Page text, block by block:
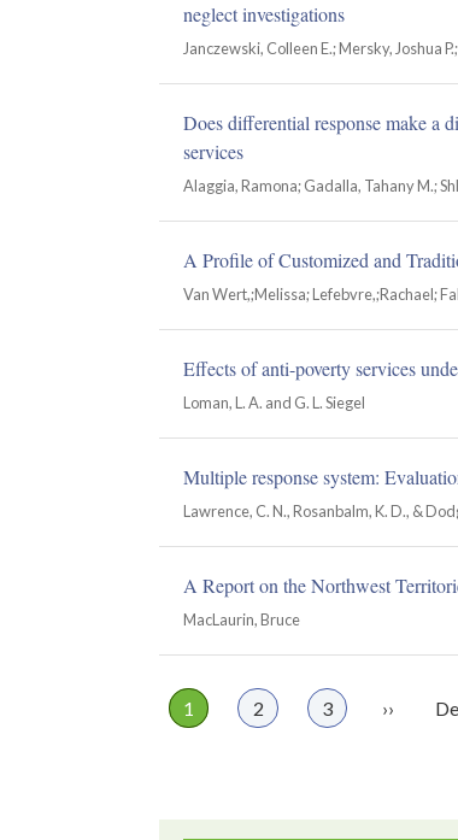
neglect investigations
Janczewski, Colleen E.; Mersky, Joshua P.;
Does differential response make a
services
Alaggia, Ramona; Gadalla, Tahany M.;
A Profile of Customized and
Van Wert,;Melissa; Lefebvre,;Rachael;
Effects of anti-poverty services
Loman, L. A. and G. L. Siegel
Multiple response system:
Lawrence, C. N., Rosanbalm, K. D., &
A Report on the Northwest
MacLaurin, Bruce
Pagination
Page
1 Page
2 Page
3
Page
››